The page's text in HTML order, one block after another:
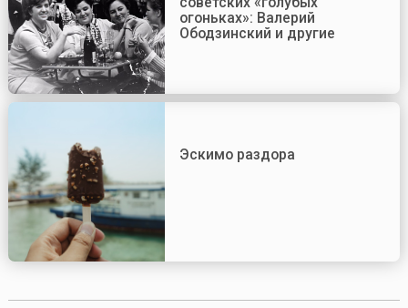
огоньках»: Валерий
Ободзинский и другие
Эскимо раздора